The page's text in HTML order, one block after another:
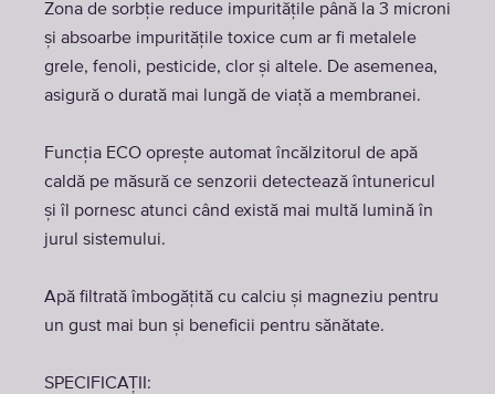
Zona de sorbție reduce impuritățile până la 3 microni
și absoarbe impuritățile toxice cum ar fi metalele
grele, fenoli, pesticide, clor și altele. De asemenea,
asigură o durată mai lungă de viață a membranei.
Funcția ECO oprește automat încălzitorul de apă
caldă pe măsură ce senzorii detectează întunericul
și îl pornesc atunci când există mai multă lumină în
jurul sistemului.
Apă filtrată îmbogățită cu calciu și magneziu pentru
un gust mai bun și beneficii pentru sănătate.
SPECIFICAȚII: